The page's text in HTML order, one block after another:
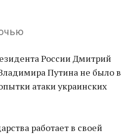
России Дмитрий
Путина не было в
атаки украинских
работает в своей